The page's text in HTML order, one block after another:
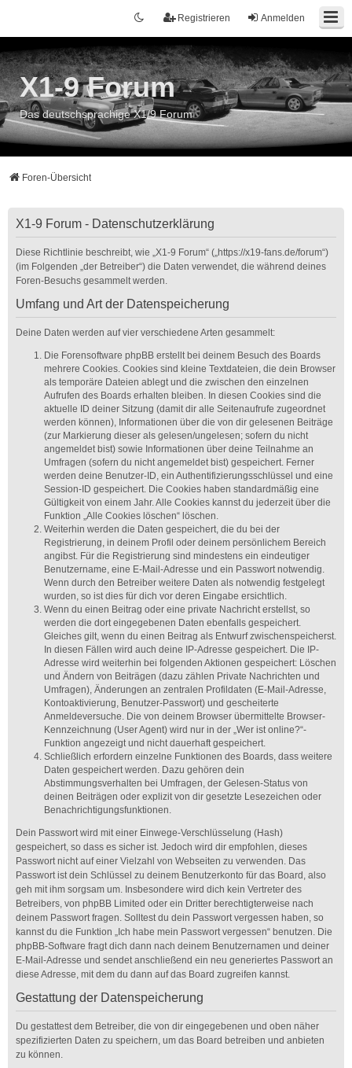
Anmelden
Registrieren
X1-9 Forum
Das deutschsprachige X1/9 Forum
Foren-Übersicht
X1-9 Forum - Datenschutzerklärung
Diese Richtlinie beschreibt, wie „X1-9 Forum“ („https://x19-fans.de/forum“)
(im Folgenden „der Betreiber“) die Daten verwendet, die während deines
Foren-Besuchs gesammelt werden.
Umfang und Art der Datenspeicherung
Deine Daten werden auf vier verschiedene Arten gesammelt:
Die Forensoftware phpBB erstellt bei deinem Besuch des Boards
mehrere Cookies. Cookies sind kleine Textdateien, die dein Browser
als temporäre Dateien ablegt und die zwischen den einzelnen
Aufrufen des Boards erhalten bleiben. In diesen Cookies sind die
aktuelle ID deiner Sitzung (damit dir alle Seitenaufrufe zugeordnet
werden können), Informationen über die von dir gelesenen Beiträge
(zur Markierung dieser als gelesen/ungelesen; sofern du nicht
angemeldet bist) sowie Informationen über deine Teilnahme an
Umfragen (sofern du nicht angemeldet bist) gespeichert. Ferner
werden deine Benutzer-ID, ein Authentifizierungsschlüssel und eine
Session-ID gespeichert. Die Cookies haben standardmäßig eine
Gültigkeit von einem Jahr. Alle Cookies kannst du jederzeit über die
Funktion „Alle Cookies löschen“ löschen.
Weiterhin werden die Daten gespeichert, die du bei der
Registrierung, in deinem Profil oder deinem persönlichem Bereich
angibst. Für die Registrierung sind mindestens ein eindeutiger
Benutzername, eine E-Mail-Adresse und ein Passwort notwendig.
Wenn durch den Betreiber weitere Daten als notwendig festgelegt
wurden, so ist dies für dich vor deren Eingabe ersichtlich.
Wenn du einen Beitrag oder eine private Nachricht erstellst, so
werden die dort eingegebenen Daten ebenfalls gespeichert.
Gleiches gilt, wenn du einen Beitrag als Entwurf zwischenspeicherst.
In diesen Fällen wird auch deine IP-Adresse gespeichert. Die IP-
Adresse wird weiterhin bei folgenden Aktionen gespeichert: Löschen
und Ändern von Beiträgen (dazu zählen Private Nachrichten und
Umfragen), Änderungen an zentralen Profildaten (E-Mail-Adresse,
Kontoaktivierung, Benutzer-Passwort) und gescheiterte
Anmeldeversuche. Die von deinem Browser übermittelte Browser-
Kennzeichnung (User Agent) wird nur in der „Wer ist online?“-
Funktion angezeigt und nicht dauerhaft gespeichert.
Schließlich erfordern einzelne Funktionen des Boards, dass weitere
Daten gespeichert werden. Dazu gehören dein
Abstimmungsverhalten bei Umfragen, der Gelesen-Status von
deinen Beiträgen oder explizit von dir gesetzte Lesezeichen oder
Benachrichtigungsfunktionen.
Dein Passwort wird mit einer Einwege-Verschlüsselung (Hash)
gespeichert, so dass es sicher ist. Jedoch wird dir empfohlen, dieses
Passwort nicht auf einer Vielzahl von Webseiten zu verwenden. Das
Passwort ist dein Schlüssel zu deinem Benutzerkonto für das Board, also
geh mit ihm sorgsam um. Insbesondere wird dich kein Vertreter des
Betreibers, von phpBB Limited oder ein Dritter berechtigterweise nach
deinem Passwort fragen. Solltest du dein Passwort vergessen haben, so
kannst du die Funktion „Ich habe mein Passwort vergessen“ benutzen. Die
phpBB-Software fragt dich dann nach deinem Benutzernamen und deiner
E-Mail-Adresse und sendet anschließend ein neu generiertes Passwort an
diese Adresse, mit dem du dann auf das Board zugreifen kannst.
Gestattung der Datenspeicherung
Du gestattest dem Betreiber, die von dir eingegebenen und oben näher
spezifizierten Daten zu speichern, um das Board betreiben und anbieten
zu können.